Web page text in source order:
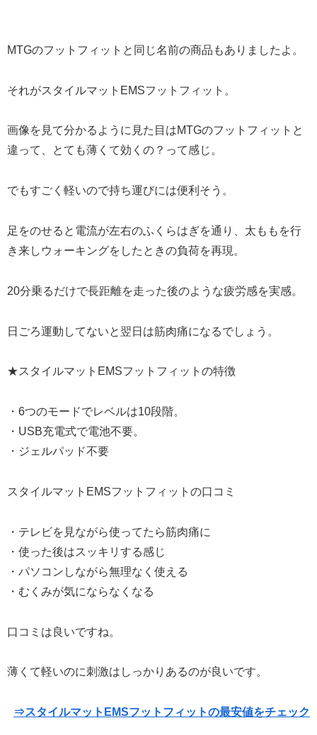
MTGのフットフィットと同じ名前の商品もありましたよ。
それがスタイルマットEMSフットフィット。
画像を見て分かるように見た目はMTGのフットフィットと
違って、とても薄くて効くの？って感じ。
でもすごく軽いので持ち運びには便利そう。
足をのせると電流が左右のふくらはぎを通り、太ももを行
き来しウォーキングをしたときの負荷を再現。
20分乗るだけで長距離を走った後のような疲労感を実感。
日ごろ運動してないと翌日は筋肉痛になるでしょう。
★スタイルマットEMSフットフィットの特徴
・6つのモードでレベルは10段階。
・USB充電式で電池不要。
・ジェルパッド不要
スタイルマットEMSフットフィットの口コミ
・テレビを見ながら使ってたら筋肉痛に
・使った後はスッキリする感じ
・パソコンしながら無理なく使える
・むくみが気にならなくなる
口コミは良いですね。
薄くて軽いのに刺激はしっかりあるのが良いです。
⇒スタイルマットEMSフットフィットの最安値をチェック